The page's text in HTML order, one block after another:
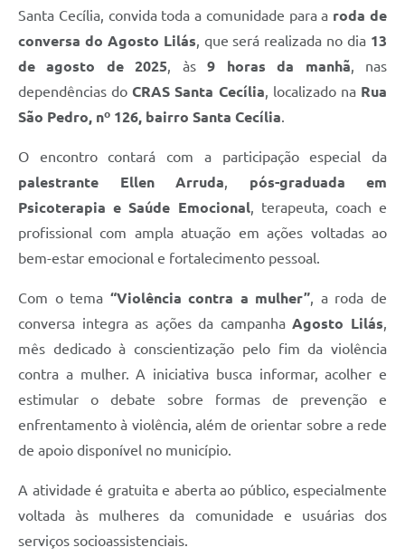
Santa Cecília, convida toda a comunidade para a roda de
conversa do Agosto Lilás, que será realizada no dia 13
de agosto de 2025, às9 horas da manhã, nas
dependências doCRAS Santa Cecília, localizado na Rua
São Pedro, nº 126, bairro Santa Cecília.
O encontro contará com a participação especial da
palestrante Ellen Arruda, pós-graduada em
Psicoterapia e Saúde Emocional, terapeuta, coach e
profissional com ampla atuação em ações voltadas ao
bem-estar emocional e fortalecimento pessoal.
Com o tema “Violência contra a mulher”, a roda de
conversa integra as ações da campanhaAgosto Lilás,
mês dedicado à conscientização pelo fim da violência
contra a mulher. A iniciativa busca informar, acolher e
estimular o debate sobre formas de prevenção e
enfrentamento à violência, além de orientar sobre a rede
de apoio disponível no município.
A atividade é gratuita e aberta ao público, especialmente
voltada às mulheres da comunidade e usuárias dos
serviços socioassistenciais.